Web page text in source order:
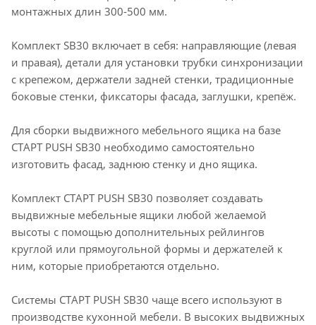
монтажных длин 300-500 мм.
Комплект SB30 включает в себя: направляющие (левая
и правая), детали для установки трубки синхронизации
с крепежом, держатели задней стенки, традиционные
боковые стенки, фиксаторы фасада, заглушки, крепёж.
Для сборки выдвижного мебельного ящика на базе
СТАРТ PUSH SB30 необходимо самостоятельно
изготовить фасад, заднюю стенку и дно ящика.
Комплект СТАРТ PUSH SB30 позволяет создавать
выдвижные мебельные ящики любой желаемой
высоты с помощью дополнительных рейлингов
круглой или прямоугольной формы и держателей к
ним, которые приобретаются отдельно.
Системы СТАРТ PUSH SB30 чаще всего используют в
производстве кухонной мебели. В высоких выдвижных